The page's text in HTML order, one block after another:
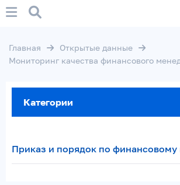
Главная
Открытые данные
Мониторинг качества финансового
Категории
Приказ и порядок по